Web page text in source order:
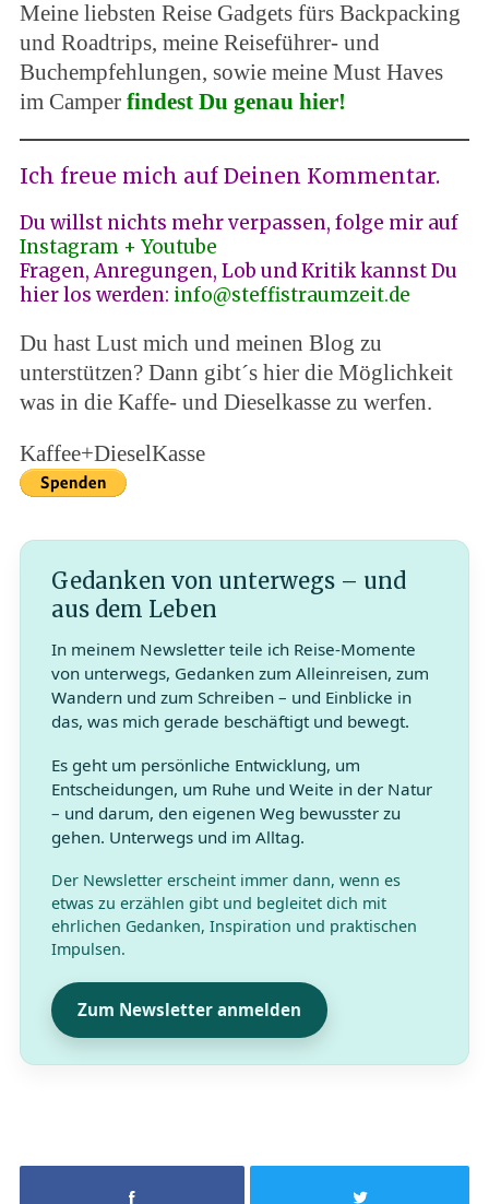
Meine liebsten Reise Gadgets fürs Backpacking
und Roadtrips, meine Reiseführer- und
Buchempfehlungen, sowie meine Must Haves
im Camper findest Du genau hier!
Ich freue mich auf Deinen Kommentar.
Du willst nichts mehr verpassen, folge mir auf
Instagram + Youtube
Fragen, Anregungen, Lob und Kritik kannst Du
hier los werden: info@steffistraumzeit.de
Du hast Lust mich und meinen Blog zu
unterstützen? Dann gibt´s hier die Möglichkeit
was in die Kaffe- und Dieselkasse zu werfen.
Kaffee+DieselKasse
Gedanken von unterwegs – und
aus dem Leben
In meinem Newsletter teile ich Reise-Momente
von unterwegs, Gedanken zum Alleinreisen, zum
Wandern und zum Schreiben – und Einblicke in
das, was mich gerade beschäftigt und bewegt.
Es geht um persönliche Entwicklung, um
Entscheidungen, um Ruhe und Weite in der Natur
– und darum, den eigenen Weg bewusster zu
gehen. Unterwegs und im Alltag.
Der Newsletter erscheint immer dann, wenn es
etwas zu erzählen gibt und begleitet dich mit
ehrlichen Gedanken, Inspiration und praktischen
Impulsen.
Zum Newsletter anmelden